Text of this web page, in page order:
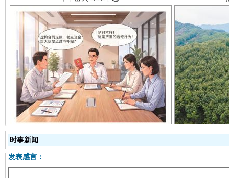
揭开“小金库”的免责幌子
时事新闻
发表感言：